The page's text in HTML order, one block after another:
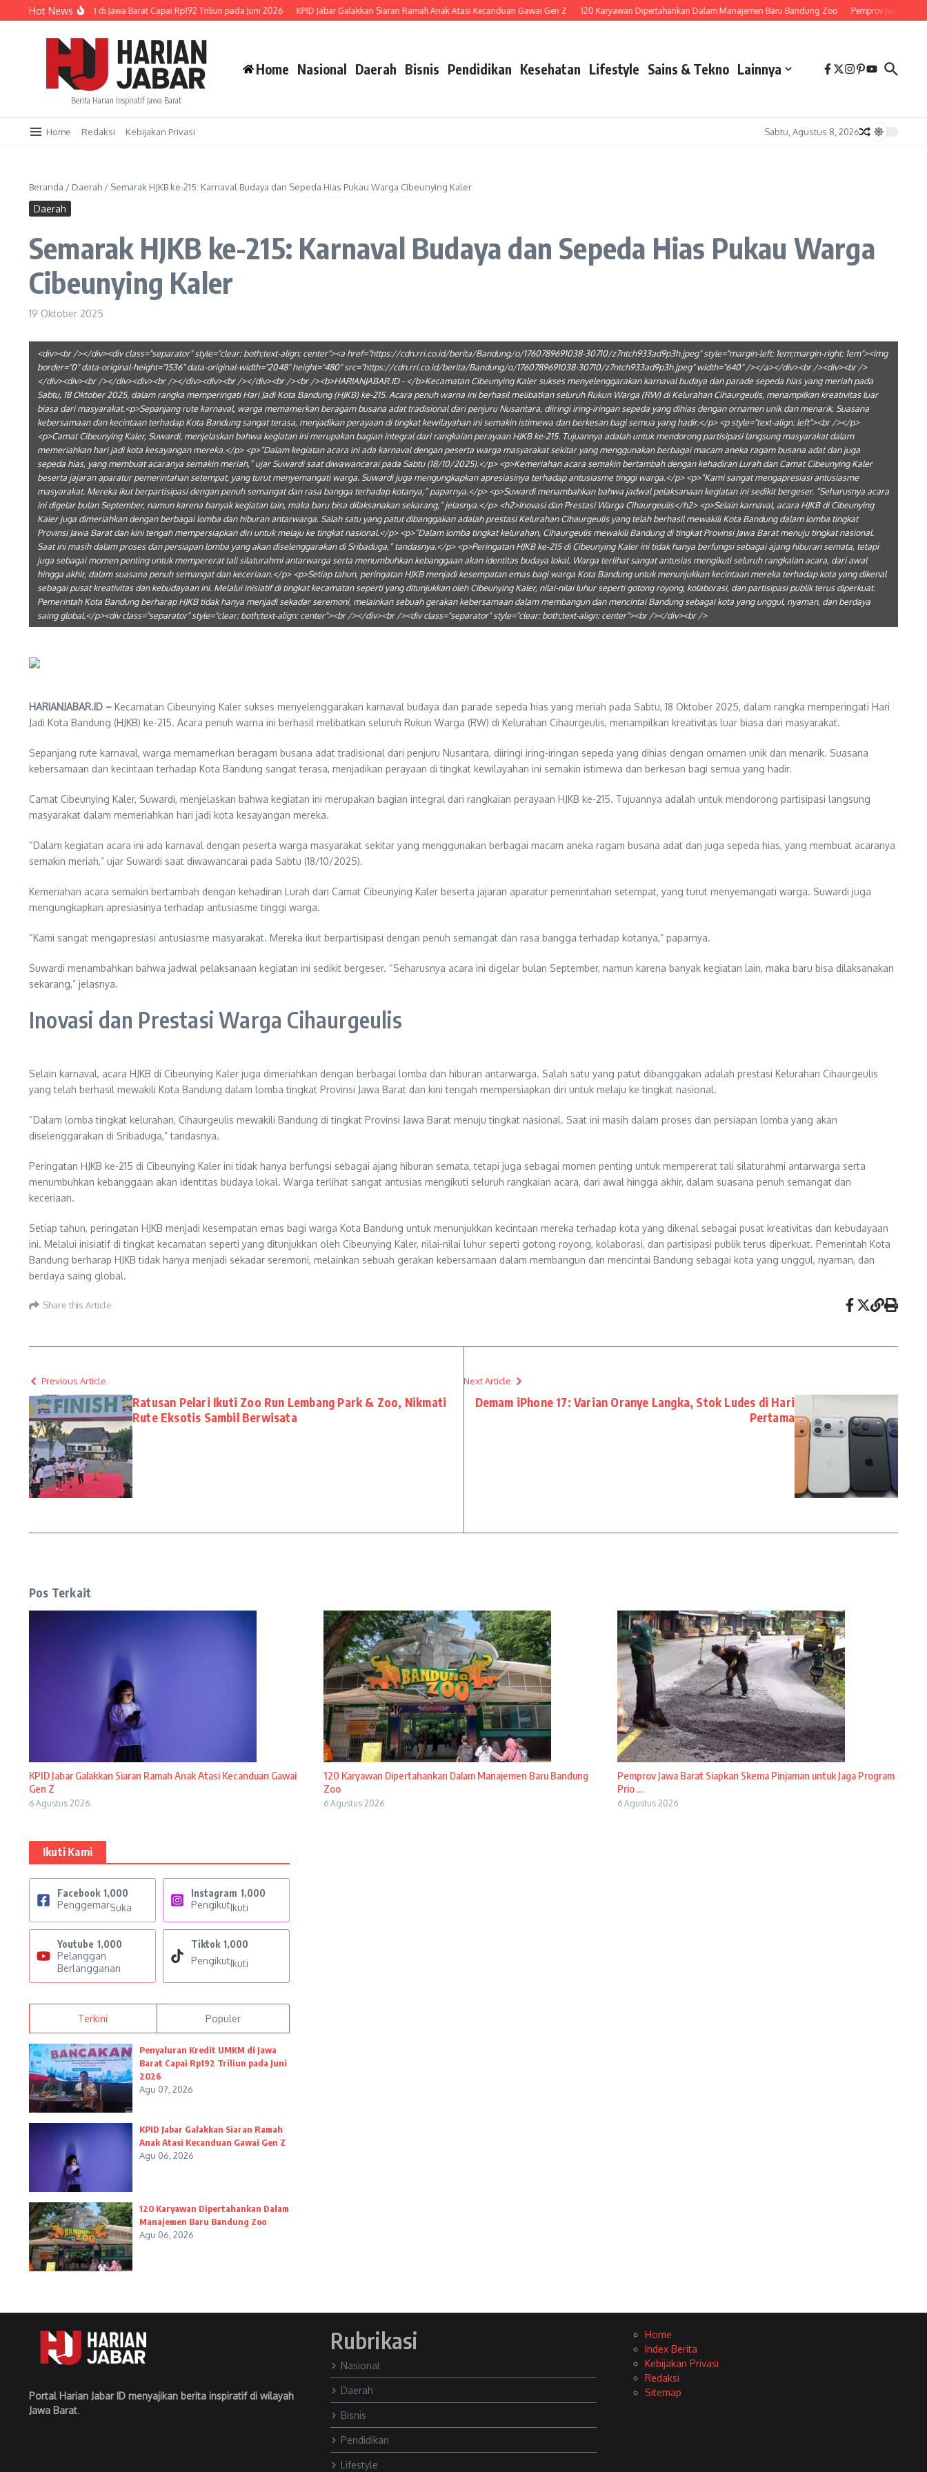
Lewati ke konten
Hot News
Kredit UMKM di Jawa Barat Capai Rp192 Triliun pada Juni 2026 KPID Jabar Galakkan Siaran Ramah Anak Atasi Kecanduan Gawai Gen Z 120 Karyawan Dipertahankan Dalam Manajemen Baru Bandung Zoo Pemprov Jawa Barat
Berita Harian Inspiratif Jawa Barat
Home Nasional Daerah Bisnis Pendidikan Kesehatan Lifestyle Sains & Tekno Lainnya
Home Redaksi Kebijakan Privasi Sabtu, Agustus 8, 2026
Beranda / Daerah / Semarak HJKB ke-215: Karnaval Budaya dan Sepeda Hias Pukau Warga Cibeunying Kaler
Daerah
Semarak HJKB ke-215: Karnaval Budaya dan Sepeda Hias Pukau Warga
Cibeunying Kaler
19 Oktober 2025
<div><br /></div><div class="separator" style="clear: both;text-align: center"><a href="https://cdn.rri.co.id/berita/Bandung/o/1760789691038-30710/z7ntch933ad9p3h.jpeg" style="margin-left: 1em;margin-right: 1em"><img
border="0" data-original-height="1536" data-original-width="2048" height="480" src="https://cdn.rri.co.id/berita/Bandung/o/1760789691038-30710/z7ntch933ad9p3h.jpeg" width="640" /></a></div><br /><div><br />
</div><div><br /></div><div><br /></div><div><br /></div><br /><br /><b>HARIANJABAR.ID - </b>Kecamatan Cibeunying Kaler sukses menyelenggarakan karnaval budaya dan parade sepeda hias yang meriah pada
Sabtu, 18 Oktober 2025, dalam rangka memperingati Hari Jadi Kota Bandung (HJKB) ke-215. Acara penuh warna ini berhasil melibatkan seluruh Rukun Warga (RW) di Kelurahan Cihaurgeulis, menampilkan kreativitas luar
biasa dari masyarakat.<p>Sepanjang rute karnaval, warga memamerkan beragam busana adat tradisional dari penjuru Nusantara, diiringi iring-iringan sepeda yang dihias dengan ornamen unik dan menarik. Suasana
kebersamaan dan kecintaan terhadap Kota Bandung sangat terasa, menjadikan perayaan di tingkat kewilayahan ini semakin istimewa dan berkesan bagi semua yang hadir.</p> <p style="text-align: left"><br /></p>
<p>Camat Cibeunying Kaler, Suwardi, menjelaskan bahwa kegiatan ini merupakan bagian integral dari rangkaian perayaan HJKB ke-215. Tujuannya adalah untuk mendorong partisipasi langsung masyarakat dalam
memeriahkan hari jadi kota kesayangan mereka.</p> <p>“Dalam kegiatan acara ini ada karnaval dengan peserta warga masyarakat sekitar yang menggunakan berbagai macam aneka ragam busana adat dan juga
sepeda hias, yang membuat acaranya semakin meriah,” ujar Suwardi saat diwawancarai pada Sabtu (18/10/2025).</p> <p>Kemeriahan acara semakin bertambah dengan kehadiran Lurah dan Camat Cibeunying Kaler
beserta jajaran aparatur pemerintahan setempat, yang turut menyemangati warga. Suwardi juga mengungkapkan apresiasinya terhadap antusiasme tinggi warga.</p> <p>“Kami sangat mengapresiasi antusiasme
masyarakat. Mereka ikut berpartisipasi dengan penuh semangat dan rasa bangga terhadap kotanya,” paparnya.</p> <p>Suwardi menambahkan bahwa jadwal pelaksanaan kegiatan ini sedikit bergeser. “Seharusnya acara
ini digelar bulan September, namun karena banyak kegiatan lain, maka baru bisa dilaksanakan sekarang,” jelasnya.</p> <h2>Inovasi dan Prestasi Warga Cihaurgeulis</h2> <p>Selain karnaval, acara HJKB di Cibeunying
Kaler juga dimeriahkan dengan berbagai lomba dan hiburan antarwarga. Salah satu yang patut dibanggakan adalah prestasi Kelurahan Cihaurgeulis yang telah berhasil mewakili Kota Bandung dalam lomba tingkat
Provinsi Jawa Barat dan kini tengah mempersiapkan diri untuk melaju ke tingkat nasional.</p> <p>“Dalam lomba tingkat kelurahan, Cihaurgeulis mewakili Bandung di tingkat Provinsi Jawa Barat menuju tingkat nasional.
Saat ini masih dalam proses dan persiapan lomba yang akan diselenggarakan di Sribaduga,” tandasnya.</p> <p>Peringatan HJKB ke-215 di Cibeunying Kaler ini tidak hanya berfungsi sebagai ajang hiburan semata, tetapi
juga sebagai momen penting untuk mempererat tali silaturahmi antarwarga serta menumbuhkan kebanggaan akan identitas budaya lokal. Warga terlihat sangat antusias mengikuti seluruh rangkaian acara, dari awal
hingga akhir, dalam suasana penuh semangat dan keceriaan.</p> <p>Setiap tahun, peringatan HJKB menjadi kesempatan emas bagi warga Kota Bandung untuk menunjukkan kecintaan mereka terhadap kota yang dikenal
sebagai pusat kreativitas dan kebudayaan ini. Melalui inisiatif di tingkat kecamatan seperti yang ditunjukkan oleh Cibeunying Kaler, nilai-nilai luhur seperti gotong royong, kolaborasi, dan partisipasi publik terus diperkuat.
Pemerintah Kota Bandung berharap HJKB tidak hanya menjadi sekadar seremoni, melainkan sebuah gerakan kebersamaan dalam membangun dan mencintai Bandung sebagai kota yang unggul, nyaman, dan berdaya
saing global.</p><div class="separator" style="clear: both;text-align: center"><br /></div><br /><div class="separator" style="clear: both;text-align: center"><br /></div><br />
HARIANJABAR.ID – Kecamatan Cibeunying Kaler sukses menyelenggarakan karnaval budaya dan parade sepeda hias yang meriah pada Sabtu, 18 Oktober 2025, dalam rangka memperingati Hari
Jadi Kota Bandung (HJKB) ke-215. Acara penuh warna ini berhasil melibatkan seluruh Rukun Warga (RW) di Kelurahan Cihaurgeulis, menampilkan kreativitas luar biasa dari masyarakat.
Sepanjang rute karnaval, warga memamerkan beragam busana adat tradisional dari penjuru Nusantara, diiringi iring-iringan sepeda yang dihias dengan ornamen unik dan menarik. Suasana
kebersamaan dan kecintaan terhadap Kota Bandung sangat terasa, menjadikan perayaan di tingkat kewilayahan ini semakin istimewa dan berkesan bagi semua yang hadir.
Camat Cibeunying Kaler, Suwardi, menjelaskan bahwa kegiatan ini merupakan bagian integral dari rangkaian perayaan HJKB ke-215. Tujuannya adalah untuk mendorong partisipasi langsung
masyarakat dalam memeriahkan hari jadi kota kesayangan mereka.
“Dalam kegiatan acara ini ada karnaval dengan peserta warga masyarakat sekitar yang menggunakan berbagai macam aneka ragam busana adat dan juga sepeda hias, yang membuat acaranya
semakin meriah,” ujar Suwardi saat diwawancarai pada Sabtu (18/10/2025).
Kemeriahan acara semakin bertambah dengan kehadiran Lurah dan Camat Cibeunying Kaler beserta jajaran aparatur pemerintahan setempat, yang turut menyemangati warga. Suwardi juga
mengungkapkan apresiasinya terhadap antusiasme tinggi warga.
“Kami sangat mengapresiasi antusiasme masyarakat. Mereka ikut berpartisipasi dengan penuh semangat dan rasa bangga terhadap kotanya,” paparnya.
Suwardi menambahkan bahwa jadwal pelaksanaan kegiatan ini sedikit bergeser. “Seharusnya acara ini digelar bulan September, namun karena banyak kegiatan lain, maka baru bisa dilaksanakan
sekarang,” jelasnya.
Inovasi dan Prestasi Warga Cihaurgeulis
Selain karnaval, acara HJKB di Cibeunying Kaler juga dimeriahkan dengan berbagai lomba dan hiburan antarwarga. Salah satu yang patut dibanggakan adalah prestasi Kelurahan Cihaurgeulis
yang telah berhasil mewakili Kota Bandung dalam lomba tingkat Provinsi Jawa Barat dan kini tengah mempersiapkan diri untuk melaju ke tingkat nasional.
“Dalam lomba tingkat kelurahan, Cihaurgeulis mewakili Bandung di tingkat Provinsi Jawa Barat menuju tingkat nasional. Saat ini masih dalam proses dan persiapan lomba yang akan
diselenggarakan di Sribaduga,” tandasnya.
Peringatan HJKB ke-215 di Cibeunying Kaler ini tidak hanya berfungsi sebagai ajang hiburan semata, tetapi juga sebagai momen penting untuk mempererat tali silaturahmi antarwarga serta
menumbuhkan kebanggaan akan identitas budaya lokal. Warga terlihat sangat antusias mengikuti seluruh rangkaian acara, dari awal hingga akhir, dalam suasana penuh semangat dan
keceriaan.
Setiap tahun, peringatan HJKB menjadi kesempatan emas bagi warga Kota Bandung untuk menunjukkan kecintaan mereka terhadap kota yang dikenal sebagai pusat kreativitas dan kebudayaan
ini. Melalui inisiatif di tingkat kecamatan seperti yang ditunjukkan oleh Cibeunying Kaler, nilai-nilai luhur seperti gotong royong, kolaborasi, dan partisipasi publik terus diperkuat. Pemerintah Kota
Bandung berharap HJKB tidak hanya menjadi sekadar seremoni, melainkan sebuah gerakan kebersamaan dalam membangun dan mencintai Bandung sebagai kota yang unggul, nyaman, dan
berdaya saing global.
Share this Article
Previous Article
Ratusan Pelari Ikuti Zoo Run Lembang Park & Zoo, Nikmati
Rute Eksotis Sambil Berwisata
Next Article
Demam iPhone 17: Varian Oranye Langka, Stok Ludes di Hari
Pertama
Pos Terkait
KPID Jabar Galakkan Siaran Ramah Anak Atasi Kecanduan Gawai
Gen Z
6 Agustus 2026
120 Karyawan Dipertahankan Dalam Manajemen Baru Bandung
Zoo
6 Agustus 2026
Pemprov Jawa Barat Siapkan Skema Pinjaman untuk Jaga Program
Prio ...
6 Agustus 2026
Ikuti Kami
Facebook 1,000
PenggemarSuka
Instagram 1,000
PengikutIkuti
Youtube 1,000
Pelanggan
Berlangganan
Tiktok 1,000
PengikutIkuti
Terkini Populer
Penyaluran Kredit UMKM di Jawa
Barat Capai Rp192 Triliun pada Juni
2026
Agu 07, 2026
KPID Jabar Galakkan Siaran Ramah
Anak Atasi Kecanduan Gawai Gen Z
Agu 06, 2026
120 Karyawan Dipertahankan Dalam
Manajemen Baru Bandung Zoo
Agu 06, 2026
Portal Harian Jabar ID menyajikan berita inspiratif di wilayah
Jawa Barat.
Rubrikasi
Nasional
Daerah
Bisnis
Pendidikan
Lifestyle
Home
Index Berita
Kebijakan Privasi
Redaksi
Sitemap